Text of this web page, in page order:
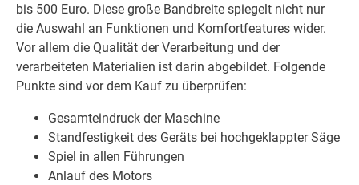
bis 500 Euro. Diese große Bandbreite spiegelt nicht nur
die Auswahl an Funktionen und Komfortfeatures wider.
Vor allem die Qualität der Verarbeitung und der
verarbeiteten Materialien ist darin abgebildet. Folgende
Punkte sind vor dem Kauf zu überprüfen:
Gesamteindruck der Maschine
Standfestigkeit des Geräts bei hochgeklappter Säge
Spiel in allen Führungen
Anlauf des Motors